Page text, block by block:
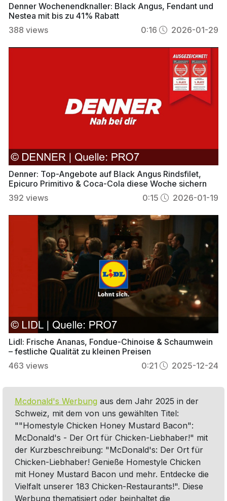
Denner Wochenendknaller: Black Angus, Fendant und
Nestea mit bis zu 41% Rabatt
388 views 0:16 2026-01-29
Denner: Top-Angebote auf Black Angus Rindsfilet,
Epicuro Primitivo & Coca-Cola diese Woche sichern
392 views 0:15 2026-01-19
Lidl: Frische Ananas, Fondue-Chinoise & Schaumwein
– festliche Qualität zu kleinen Preisen
463 views 0:21 2025-12-24
Mcdonald's Werbung aus dem Jahr 2025 in der
Schweiz, mit dem von uns gewählten Titel:
""Homestyle Chicken Honey Mustard Bacon":
McDonald's - Der Ort für Chicken-Liebhaber!" mit
der Kurzbeschreibung: "McDonald's: Der Ort für
Chicken-Liebhaber! Genieße Homestyle Chicken
mit Honey Mustard Bacon und mehr. Entdecke die
Vielfalt unserer 183 Chicken-Restaurants!". Diese
Werbung thematisiert oder beinhaltet die